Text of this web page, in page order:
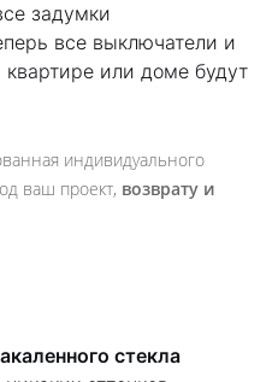
задумки
все выключатели и
или доме будут
индивидуального
ваш проект, возврату и
стекла